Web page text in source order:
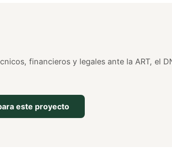
financieros y legales ante la ART, el
este proyecto